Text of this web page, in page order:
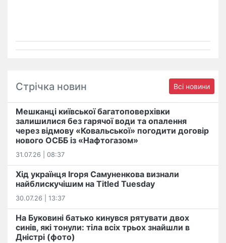
Стрічка новин Всі новини
Мешканці київської багатоповерхівки
залишилися без гарячої води та опалення
через відмову «Ковальської» погодити договір
нового ОСББ із «Нафтогазом»
31.07.26 | 08:37
Хід українця Ігоря Самуненкова визнали
найблискучішим на Titled Tuesday
30.07.26 | 13:37
На Буковині батько кинувся рятувати двох
синів, які тонули: тіла всіх трьох знайшли в
Дністрі (фото)